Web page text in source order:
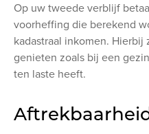
Op uw tweede verblijf
voorheffing die berekend
kadastraal inkomen.
genieten zoals bij een
ten laste heeft.